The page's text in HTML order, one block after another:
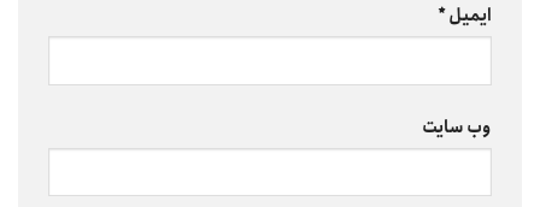
ایمیل*
وب‌ سایت